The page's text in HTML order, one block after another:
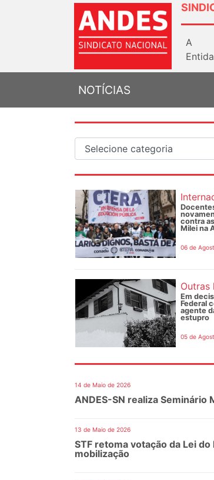
A
NOTÍCIAS
contra
Milei na
06 de
Outras
Em
Federal
agente
estupro
05 de
14 de Maio de 2026
ANDES-SN realiza Seminário
13 de Maio de 2026
STF retoma votação da Lei
mobilização